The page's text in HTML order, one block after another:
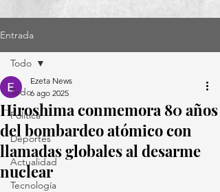
Entrada
Todo
Política
Deportes
Actualidad
Tecnología
Todo
Hiroshima conmemora 80 años
del bombardeo atómico con
llamadas globales al desarme
nuclear
Ezeta News
6 ago 2025